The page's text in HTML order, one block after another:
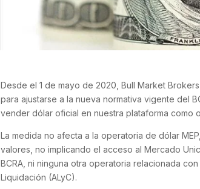
Desde el 1 de mayo de 2020, Bull Market
para ajustarse a la nueva normativa vigente del
vender dólar oficial en nuestra plataforma como
La medida no afecta a la operatoria de dólar
valores, no implicando el acceso al Mercado
BCRA, ni ninguna otra operatoria relacionada
Liquidación (ALyC).